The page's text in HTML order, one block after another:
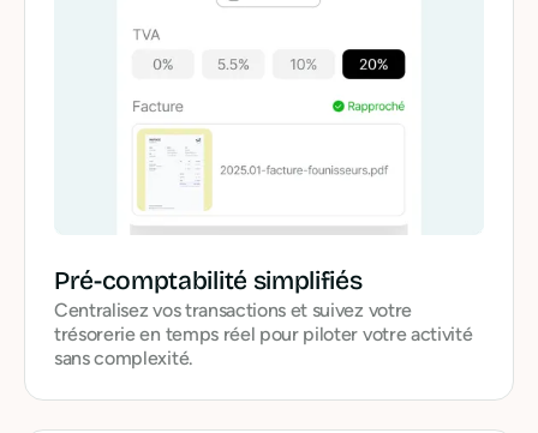
Pré-comptabilité simplifiés
Centralisez vos transactions et suivez votre
trésorerie en temps réel pour piloter votre activité
sans complexité.